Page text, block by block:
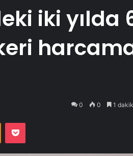
iki yılda
0 0 1
Odnoklassniki
Pocket